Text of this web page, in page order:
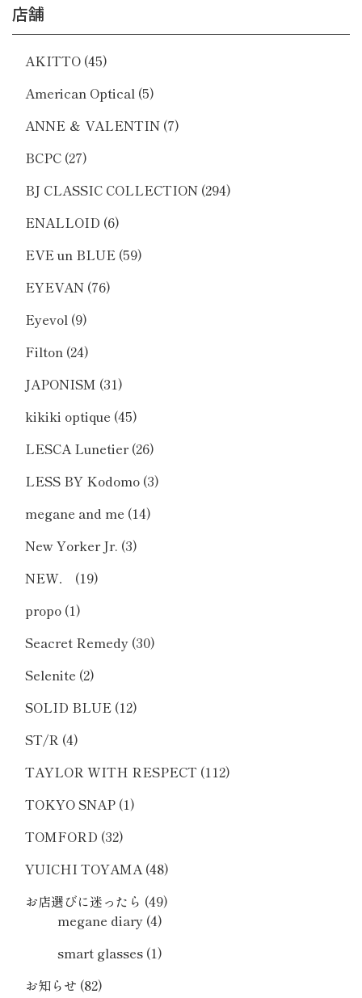
店舗
AKITTO (45)
American Optical (5)
ANNE ＆ VALENTIN (7)
BCPC (27)
BJ CLASSIC COLLECTION (294)
ENALLOID (6)
EVE un BLUE (59)
EYEVAN (76)
Eyevol (9)
Filton (24)
JAPONISM (31)
kikiki optique (45)
LESCA Lunetier(26)
LESS BY Kodomo (3)
megane and me (14)
New Yorker Jr. (3)
NEW．
(19)
propo (1)
Seacret Remedy (30)
Selenite (2)
SOLID BLUE (12)
ST/R (4)
TAYLOR WITH RESPECT (112)
TOKYO SNAP (1)
TOMFORD (32)
YUICHI TOYAMA (48)
お店選びに迷ったら (49)
megane diary (4)
smart glasses (1)
お知らせ (82)